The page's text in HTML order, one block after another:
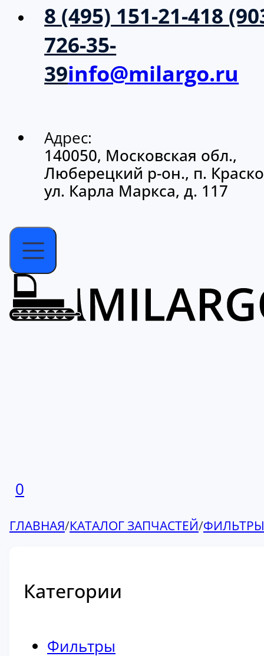
8 (495) 151-21-418
726-35-
39info@milargo.ru
Адрес:
140050, Московская обл.,
Люберецкий р-он., п.
ул. Карла Маркса, д. 117
0
ГЛАВНАЯ/КАТАЛОГ ЗАПЧАСТЕЙ/ФИЛЬТРЫ
Категории
Фильтры